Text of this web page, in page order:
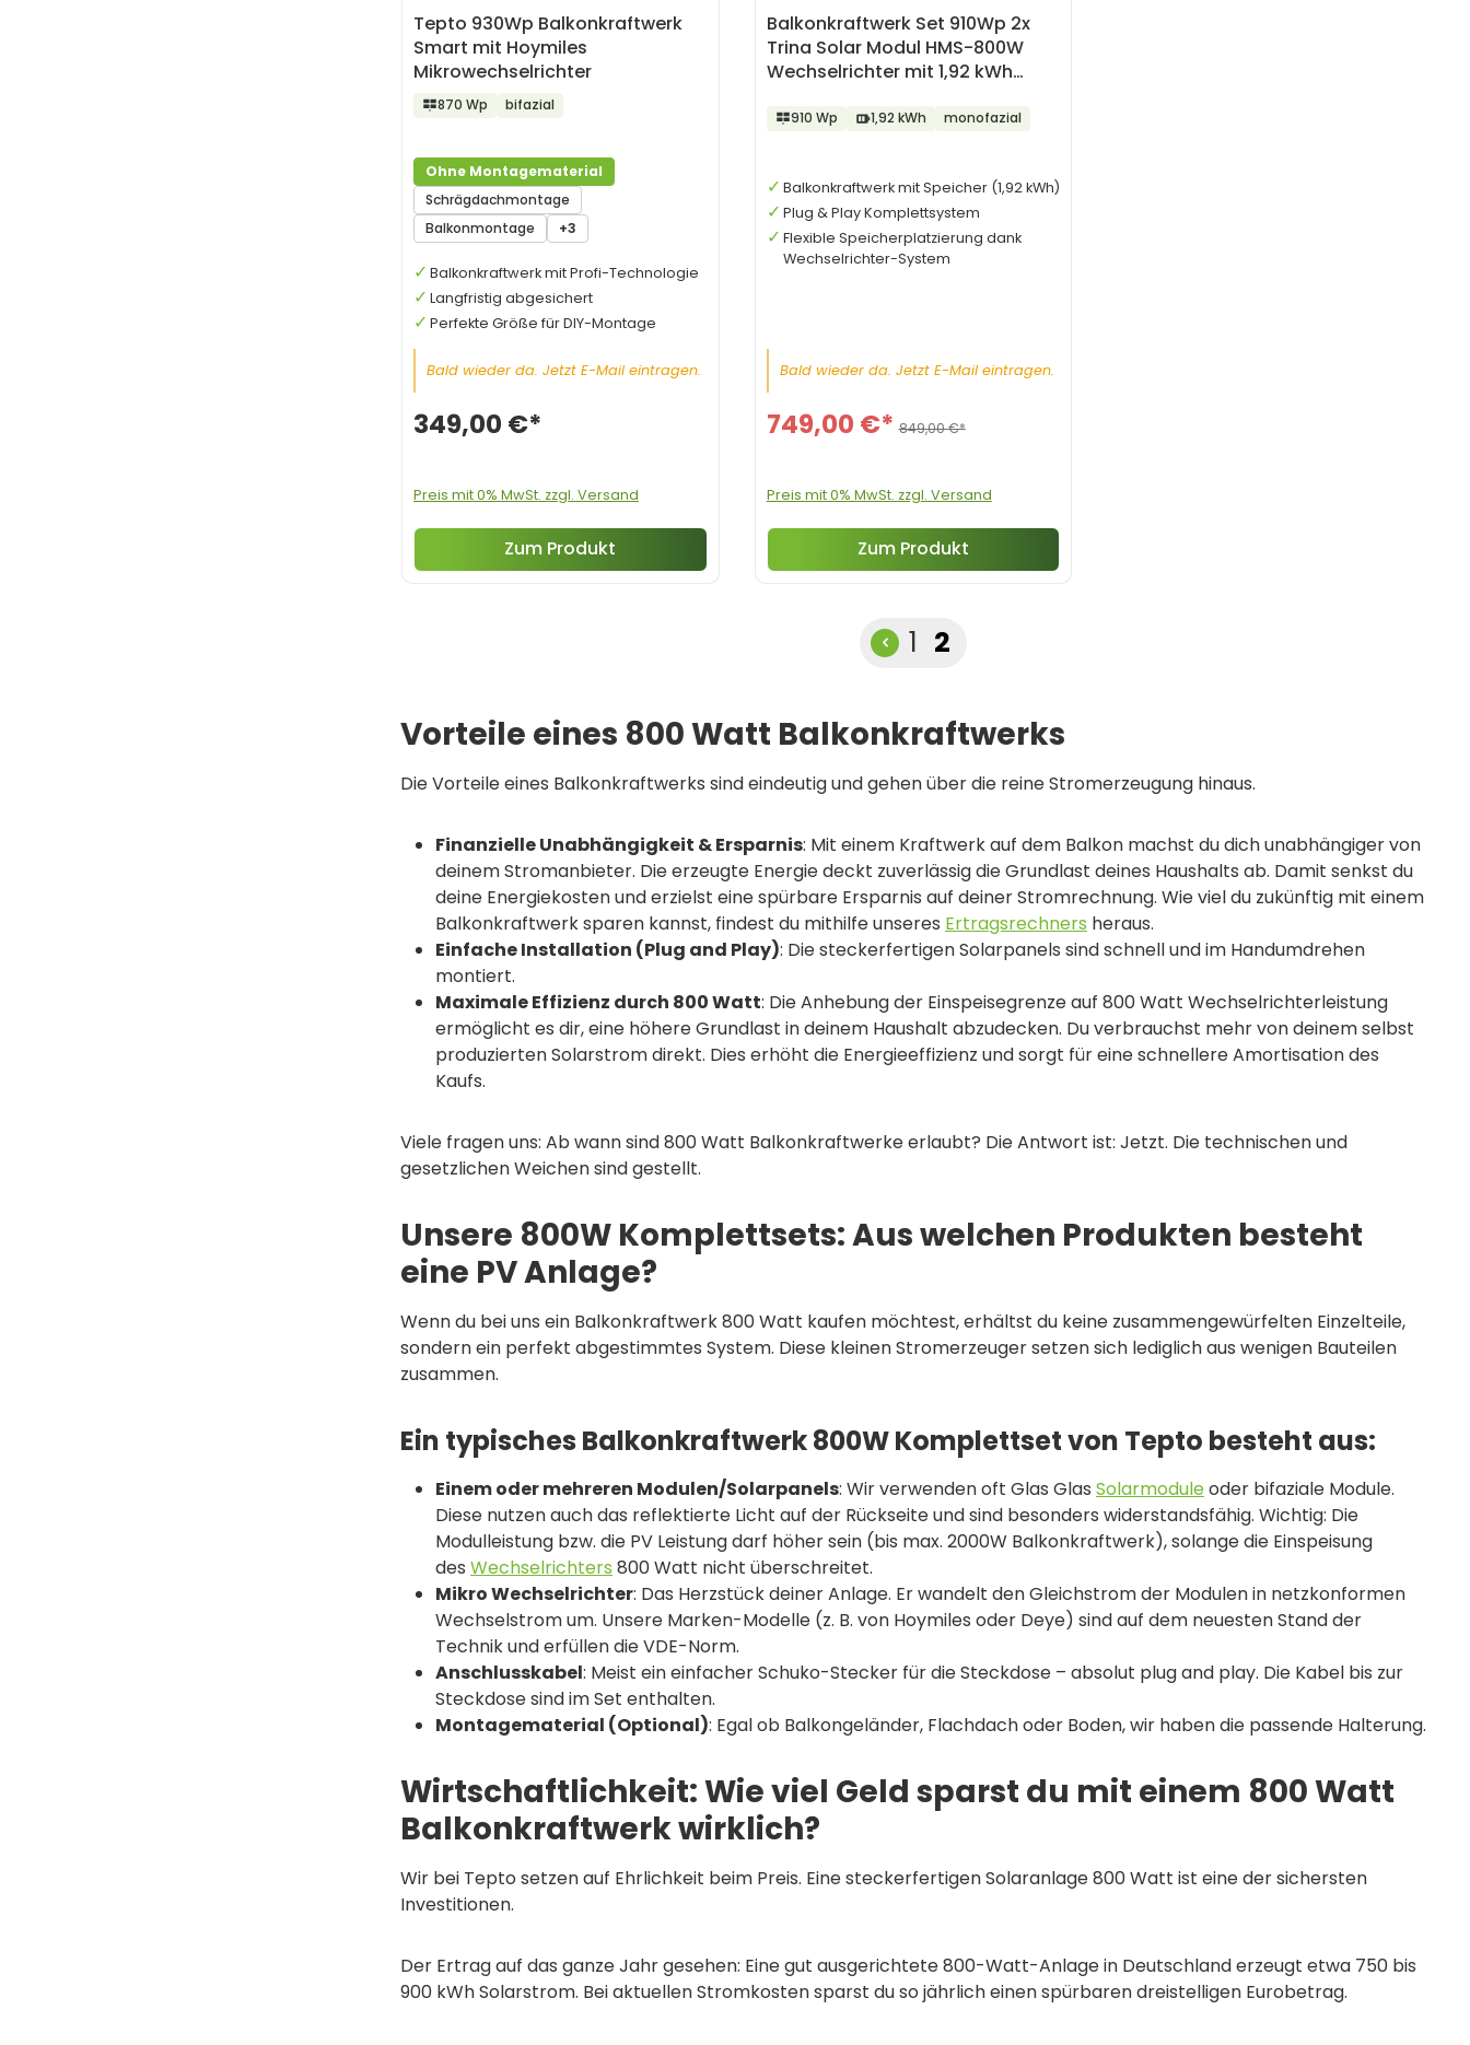
Tepto 930Wp Balkonkraftwerk
Smart mit Hoymiles
Mikrowechselrichter
870 Wp bifazial
Ohne Montagematerial
Schrägdachmontage
Balkonmontage
+3
Bald wieder da. Jetzt E-Mail eintragen.
349,00 €*
Preis mit 0% MwSt. zzgl. Versand
Balkonkraftwerk mit Profi-Technologie
Langfristig abgesichert
Perfekte Größe für DIY-Montage
Zum Produkt
Balkonkraftwerk Set 910Wp 2x
Trina Solar Modul HMS-800W
Wechselrichter mit 1,92 kWh
910 Wp 1,92 kWh monofazial
Bald wieder da. Jetzt E-Mail eintragen.
749,00 €* 849,00 €*
Preis mit 0% MwSt. zzgl. Versand
Balkonkraftwerk mit Speicher (1,92 kWh)
Plug & Play Komplettsystem
Flexible Speicherplatzierung dank
Wechselrichter-System
Zum Produkt
Seite
1 Seite
2
Vorteile eines 800 Watt Balkonkraftwerks
Die Vorteile eines Balkonkraftwerks sind eindeutig und gehen über die reine Stromerzeugung hinaus.
Finanzielle Unabhängigkeit & Ersparnis: Mit einem Kraftwerk auf dem Balkon machst du dich unabhängiger von
deinem Stromanbieter. Die erzeugte Energie deckt zuverlässig die Grundlast deines Haushalts ab. Damit senkst du
deine Energiekosten und erzielst eine spürbare Ersparnis auf deiner Stromrechnung. Wie viel du zukünftig mit einem
Balkonkraftwerk sparen kannst, findest du mithilfe unseres Ertragsrechners heraus.
Einfache Installation (Plug and Play): Die steckerfertigen Solarpanels sind schnell und im Handumdrehen
montiert.
Maximale Effizienz durch 800 Watt: Die Anhebung der Einspeisegrenze auf 800 Watt Wechselrichterleistung
ermöglicht es dir, eine höhere Grundlast in deinem Haushalt abzudecken. Du verbrauchst mehr von deinem selbst
produzierten Solarstrom direkt. Dies erhöht die Energieeffizienz und sorgt für eine schnellere Amortisation des
Kaufs.
Viele fragen uns: Ab wann sind 800 Watt Balkonkraftwerke erlaubt? Die Antwort ist: Jetzt. Die technischen und
gesetzlichen Weichen sind gestellt.
Unsere 800W Komplettsets: Aus welchen Produkten besteht
eine PV Anlage?
Wenn du bei uns ein Balkonkraftwerk 800 Watt kaufen möchtest, erhältst du keine zusammengewürfelten Einzelteile,
sondern ein perfekt abgestimmtes System. Diese kleinen Stromerzeuger setzen sich lediglich aus wenigen Bauteilen
zusammen.
Ein typisches Balkonkraftwerk 800W Komplettset von Tepto besteht aus:
Einem oder mehreren Modulen/Solarpanels: Wir verwenden oft Glas Glas Solarmoduleoder bifaziale Module.
Diese nutzen auch das reflektierte Licht auf der Rückseite und sind besonders widerstandsfähig. Wichtig: Die
Modulleistung bzw. die PV Leistung darf höher sein (bis max. 2000W Balkonkraftwerk), solange die Einspeisung
des Wechselrichters 800 Watt nicht überschreitet.
Mikro Wechselrichter: Das Herzstück deiner Anlage. Er wandelt den Gleichstrom der Modulen in netzkonformen
Wechselstrom um. Unsere Marken-Modelle (z. B. von Hoymiles oder Deye) sind auf dem neuesten Stand der
Technik und erfüllen die VDE-Norm.
Anschlusskabel: Meist ein einfacher Schuko-Stecker für die Steckdose – absolut plug and play. Die Kabel bis zur
Steckdose sind im Set enthalten.
Montagematerial (Optional): Egal ob Balkongeländer, Flachdach oder Boden, wir haben die passende Halterung.
Wirtschaftlichkeit: Wie viel Geld sparst du mit einem 800 Watt
Balkonkraftwerk wirklich?
Wir bei Tepto setzen auf Ehrlichkeit beim Preis. Eine steckerfertigen Solaranlage 800 Watt ist eine der sichersten
Investitionen.
Der Ertrag auf das ganze Jahr gesehen: Eine gut ausgerichtete 800-Watt-Anlage in Deutschland erzeugt etwa 750 bis
900 kWh Solarstrom. Bei aktuellen Stromkosten sparst du so jährlich einen spürbaren dreistelligen Eurobetrag.